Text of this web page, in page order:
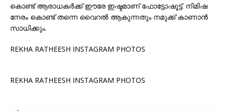
കൊണ്ട് ആരാധകര്‍ക്ക് ഈരേ ഇഷ്ടമാണ് ഫോട്ടോഷൂട്ട്‌. നിമിഷ
നേരം കൊണ്ട് തന്നെ വൈറല്‍ ആകുന്നതും നമുക്ക് കാണാന്‍
സാധിക്കും.
REKHA RATHEESH INSTAGRAM PHOTOS
REKHA RATHEESH INSTAGRAM PHOTOS